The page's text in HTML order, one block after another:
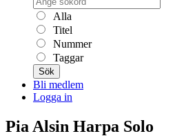
Alla
Titel
Nummer
Taggar
Sök
Bli medlem
Logga in
Pia Alsin Harpa Solo